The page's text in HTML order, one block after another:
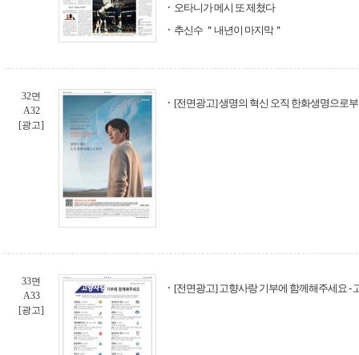
오타니가 메시 또 제쳤다
추신수 ＂내년이 마지막＂
32면
A32
[광고]
[전면광고] 생명의 혁신 오직 한화생명으로
33면
A33
[광고]
[전면광고] 고향사랑 기부에 함께해주세요 -